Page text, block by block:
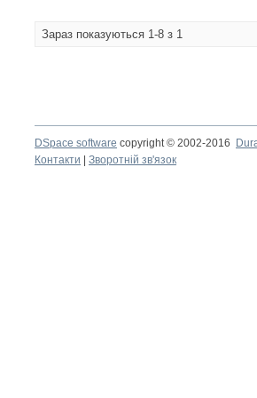
Зараз показуються 1-8 з 1
DSpace software copyright © 2002-2016
Контакти
Зворотній зв'язок